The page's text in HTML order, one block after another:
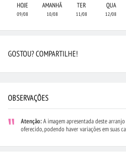
HOJE
09/08
AMANHÃ
10/08
TER
11/08
QUA
12/08
GOSTOU? COMPARTILHE!
OBSERVAÇÕES
Atenção:A imagem apresentada deste
oferecido, podendo haver variações em suas